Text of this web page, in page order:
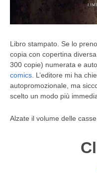
Libro stampato. Se lo
copia con copertina
300 copie) numerata e
comics. L’editore mi ha
autopromozionale, ma
scelto un modo più
Alzate il volume delle